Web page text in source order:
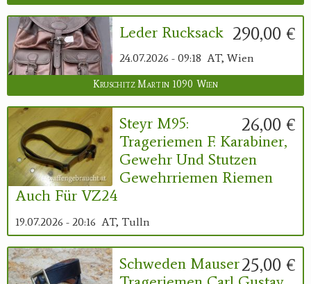
290,00 €
Leder Rucksack
24.07.2026 - 09:18 AT, Wien
Kruschitz Martin 1090 Wien
26,00 €
Steyr M95:
Trageriemen F. Karabiner,
Gewehr Und Stutzen
Gewehrriemen Riemen
Auch Für VZ24
19.07.2026 - 20:16 AT, Tulln
25,00 €
Schweden Mauser